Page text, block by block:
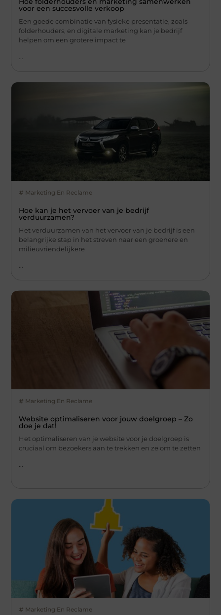
voor een succesvolle verkoop
Een goede combinatie van fysieke presentatie, zoals
folderhouders, en digitale marketing kan je bedrijf
helpen om een grotere impact te
Marketing En Reclame
Hoe kan je het vervoer van je bedrijf
verduurzamen?
Het verduurzamen van het vervoer van je bedrijf is een
belangrijke stap in het streven naar een groenere en
milieuvriendelijkere
Marketing En Reclame
Website optimaliseren voor jouw doelgroep – Zo
doe je dat!
Het optimaliseren van je website voor je doelgroep is
cruciaal om bezoekers aan te trekken en ze om te zetten
...
Marketing En Reclame